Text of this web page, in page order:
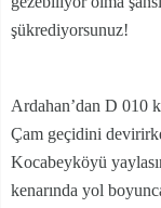
şükrediyorsunuz!
Ardahan’dan D 010
Çam geçidini
Kocabeyköyü
kenarında yol